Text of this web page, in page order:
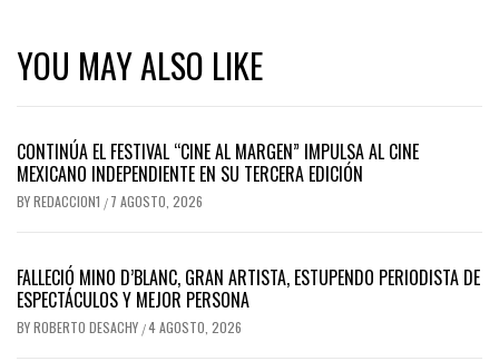
YOU MAY ALSO LIKE
CONTINÚA EL FESTIVAL “CINE AL MARGEN” IMPULSA AL CINE
MEXICANO INDEPENDIENTE EN SU TERCERA EDICIÓN
BYREDACCION1 / 7 AGOSTO, 2026
FALLECIÓ MINO D’BLANC, GRAN ARTISTA, ESTUPENDO PERIODISTA DE
ESPECTÁCULOS Y MEJOR PERSONA
BYROBERTO DESACHY /4 AGOSTO, 2026